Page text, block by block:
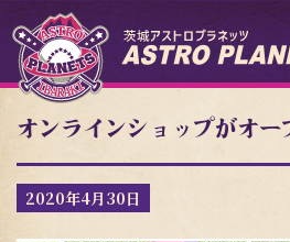
オンラインショップがオー
2020年4月30日